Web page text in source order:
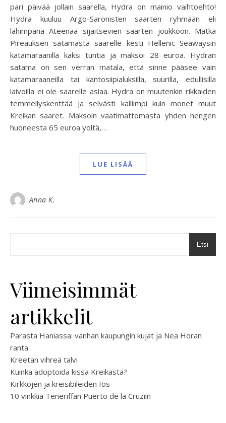
pari päivää jollain saarella, Hydra on mainio vaihtoehto!
Hydra kuuluu Argo-Saronisten saarten ryhmään eli
lähimpänä Ateenaa sijaitsevien saarten joukkoon. Matka
Pireauksen satamasta saarelle kesti Hellenic Seawaysin
katamaraanilla kaksi tuntia ja maksoi 28 euroa. Hydran
satama on sen verran matala, että sinne pääsee vain
katamaraaneilla tai kantosiipialuksilla, suurilla, edullisilla
laivoilla ei ole saarelle asiaa. Hydra on muutenkin rikkaiden
temmellyskenttää ja selvästi kalliimpi kuin monet muut
Kreikan saaret. Maksoin vaatimattomasta yhden hengen
huoneesta 65 euroa yöltä,…
LUE LISÄÄ
Anna K.
Etsi
Viimeisimmät
artikkelit
Parasta Haniassa: vanhan kaupungin kujat ja Nea Horan
ranta
Kreetan vihreä talvi
Kuinka adoptoida kissa Kreikasta?
Kirkkojen ja kreisibileiden Ios
10 vinkkiä Teneriffan Puerto de la Cruziin